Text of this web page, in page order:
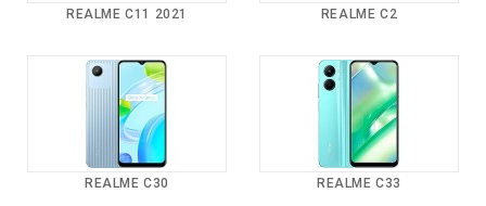
REALME C11 2021 REALME C2
REALME C30 REALME C33